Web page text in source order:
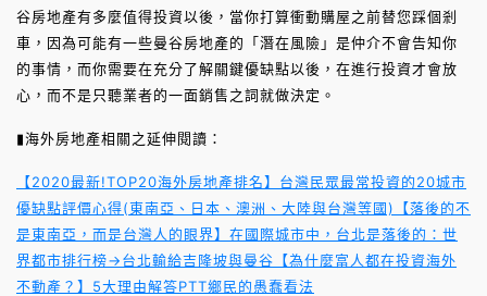
谷房地產有多麼值得投資以後，當你打算衝動購屋之前替您踩個剎
車，因為可能有一些曼谷房地產的「潛在風險」是仲介不會告知你
的事情，而你需要在充分了解關鍵優缺點以後，在進行投資才會放
心，而不是只聽業者的一面銷售之詞就做決定。
▮海外房地產相關之延伸閱讀：
【2020最新!TOP20海外房地產排名】台灣民眾最常投資的20城市
優缺點評價心得(東南亞、日本、澳洲、大陸與台灣等國)
【落後的不
是東南亞，而是台灣人的眼界】在國際城市中，台北是落後的：世
界都市排行榜→台北輸給吉隆坡與曼谷 【為什麼富人都在投資海外
不動產？】5大理由解答PTT鄉民的愚蠢看法